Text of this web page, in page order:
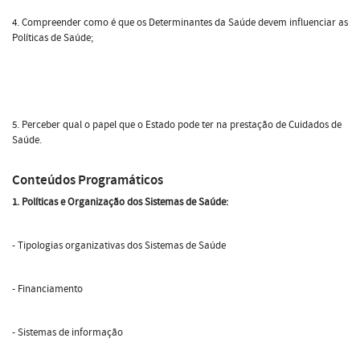
4. Compreender como é que os Determinantes da Saúde devem influenciar as
Políticas de Saúde;
5. Perceber qual o papel que o Estado pode ter na prestação de Cuidados de
Saúde.
Conteúdos Programáticos
1. Políticas e Organização dos Sistemas de Saúde:
- Tipologias organizativas dos Sistemas de Saúde
- Financiamento
- Sistemas de informação